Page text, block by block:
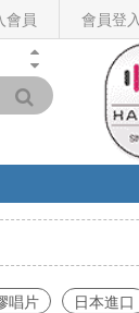
會員 會員登入
唱片 日本進口